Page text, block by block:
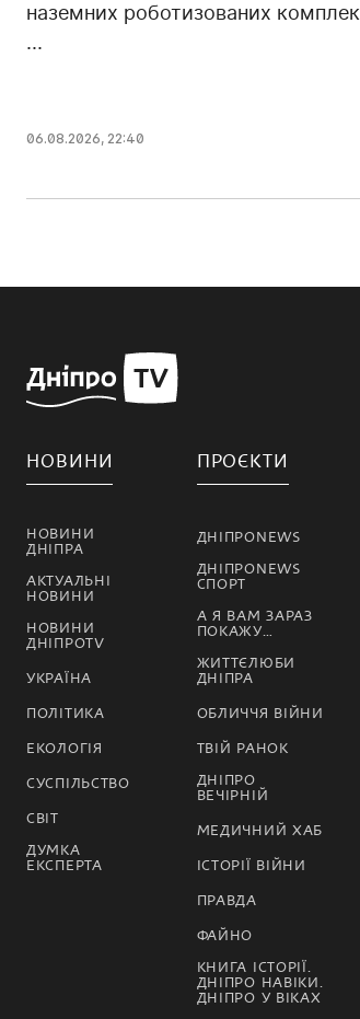
наземних роботизованих
...
06.08.2026, 22:40
НОВИНИ
НОВИНИ
ДНІПРА
АКТУАЛЬНІ
НОВИНИ
НОВИНИ
ДНІПРОTV
УКРАЇНА
ПОЛІТИКА
ЕКОЛОГІЯ
СУСПІЛЬСТВО
СВІТ
ДУМКА
ЕКСПЕРТА
ПРОЄКТИ
ДНІПРОNEWS
ДНІПРОNEWS
СПОРТ
А Я ВАМ ЗАРАЗ
ПОКАЖУ…
ЖИТТЄЛЮБИ
ДНІПРА
ОБЛИЧЧЯ ВІЙНИ
ТВІЙ РАНОК
ДНІПРО
ВЕЧІРНІЙ
МЕДИЧНИЙ ХАБ
ІСТОРІЇ ВІЙНИ
ПРАВДА
ФАЙНО
КНИГА ІСТОРІЇ.
ДНІПРО НАВІКИ.
ДНІПРО У ВІКАХ